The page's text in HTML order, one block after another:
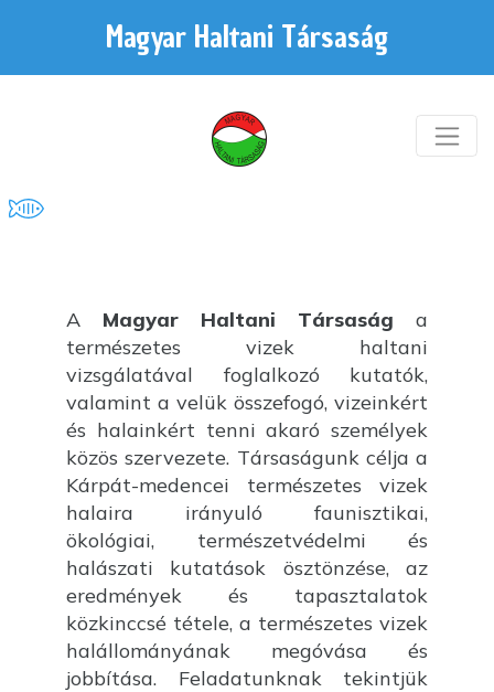
Magyar Haltani Társaság
A Magyar Haltani Társaság a
természetes vizek haltani
vizsgálatával foglalkozó kutatók,
valamint a velük összefogó, vizeinkért
és halainkért tenni akaró személyek
közös szervezete. Társaságunk célja a
Kárpát-medencei természetes vizek
halaira irányuló faunisztikai,
ökológiai, természetvédelmi és
halászati kutatások ösztönzése, az
eredmények és tapasztalatok
közkinccsé tétele, a természetes vizek
halállományának megóvása és
jobbítása. Feladatunknak tekintjük